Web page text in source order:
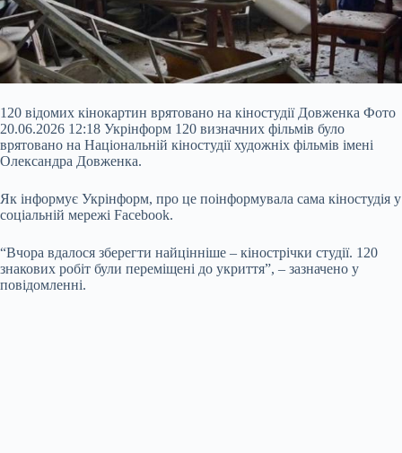
120 відомих кінокартин врятовано на кіностудії Довженка Фото
20.06.2026 12:18 Укрінформ 120 визначних фільмів було
врятовано на Національній кіностудії художніх фільмів імені
Олександра Довженка.
Як інформує Укрінформ, про це поінформувала сама кіностудія у
соціальній мережі Facebook.
“Вчора вдалося зберегти найцінніше – кінострічки студії. 120
знакових робіт були переміщені до укриття”, – зазначено у
повідомленні.